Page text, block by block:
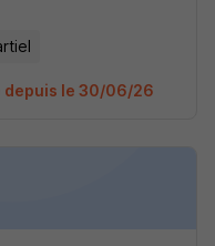
depuis le 30/06/26